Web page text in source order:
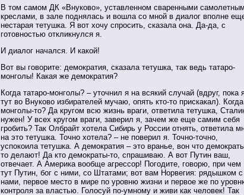
В том самом ДК «Внуково», уставленном сваренными
креслами, в зале поднялась и вошла со мной в диалог вполне
нестарая тетушка. Я вот хочу спросить, сказала она. Да-да, с
готовностью откликнулся я.
И диалог начался. И какой!
Вот вы говорите: демократия, сказала тетушка, так ведь татаро-
монголы! Какая же демократия?
Когда татаро-монголы? – уточнил я на всякий случай (вдруг, пока
тут во Внуково избирателей мучаю, опять кто-то прискакал). Когда
монголы-то? Да кругом всю жизнь враги, ответила тетушка,
нужен! У всех кругом враги, заверил я, зачем же еще самим себя
гробить? Так Олбрайт хотела Сибирь у России отнять, ответила
на это тетушка. Точно хотела? – не поверил я. Точно-точно,
успокоила тетушка. А демократия – это вранье, вон что
то делают! Да кто демократы-то, спрашиваю. А вот Путин ваш,
отвечает. А Америка вообще агрессор! Погодите, говорю, при чем
тут Путин, бог с ними, со Штатами; вот вам Норвегия: рядышком с
нами, первое место в мире по уровню жизни и первое же по
контроля за властью. Голосуй по-умному и живи как человек! Так